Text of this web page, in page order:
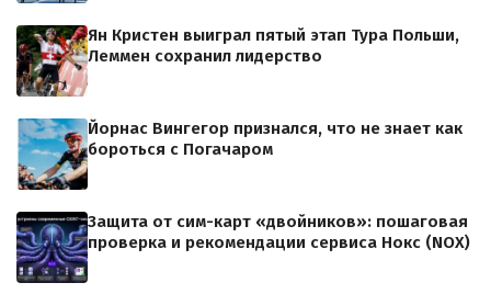
Ян Кристен выиграл пятый этап Тура Польши,
Леммен сохранил лидерство
Йорнас Вингегор признался, что не знает как
бороться с Погачаром
Защита от сим-карт «двойников»: пошаговая
проверка и рекомендации сервиса Нокс (NOX)